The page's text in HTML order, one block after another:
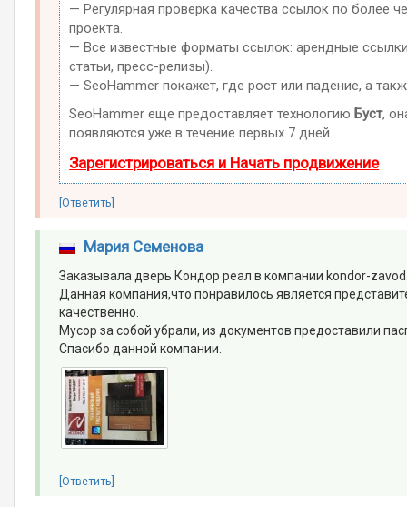
— Регулярная проверка качества ссылок по более
проекта.
— Все известные форматы ссылок: арендные
статьи, пресс-релизы).
— SeoHammer покажет, где рост или падение, а
SeoHammer еще предоставляет технологиюБуст,
появляются уже в течение первых 7 дней.
Зарегистрироваться и Начать продвижение
[Ответить]
Мария Семенова
Заказывала дверь Кондор реал в компании kondor-
Данная компания,что понравилось является
качественно.
Мусор за собой убрали, из документов предоставили
Спасибо данной компании.
[Ответить]